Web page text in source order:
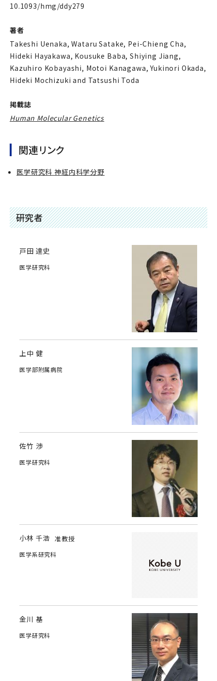
10.1093/hmg/ddy279
著者
Takeshi Uenaka, Wataru Satake, Pei-Chieng Cha,
Hideki Hayakawa, Kousuke Baba, Shiying Jiang,
Kazuhiro Kobayashi, Motoi Kanagawa, Yukinori Okada,
Hideki Mochizuki and Tatsushi Toda
掲載誌
Human Molecular Genetics
関連リンク
医学研究科 神経内科学分野
研究者
戸田 達史
医学研究科
上中 健
医学部附属病院
佐竹 渉
医学研究科
小林 千浩 准教授
医学系研究科
金川 基
医学研究科